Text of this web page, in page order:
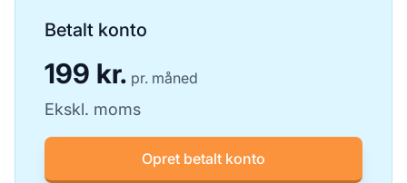
Betalt konto
199 kr. pr. måned
Ekskl. moms
Opret betalt konto